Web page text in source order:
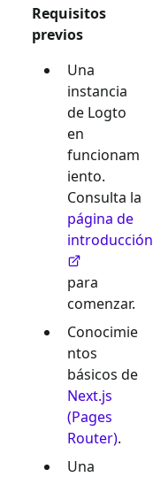
Requisitos
previos
Una
instancia
de Logto
en
funcionam
iento.
Consulta la
página de
introducción
para
comenzar.
Conocimie
ntos
básicos de
Next.js
(Pages
Router).
Una